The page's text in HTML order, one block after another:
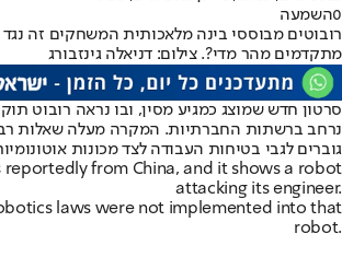
0השמעה
רובוטים מבוססי בינה מלאכותית המשחקים זה
מתקדמים מהר מדי?. צילום: דניאלה גינזבורג
סרטון חדש שמוצג כמגיע מסין, ובו נראה רובוט
נרחב ברשתות החברתיות. המקרה מעלה שאלות
גוברים לגבי בטיחות העבודה לצד מכונות
reportedly from China, and it shows a robot
attacking its engineer.
laws were not implemented into that
robot.